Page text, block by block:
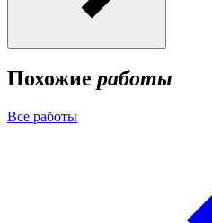
Похожие работы
Все работы